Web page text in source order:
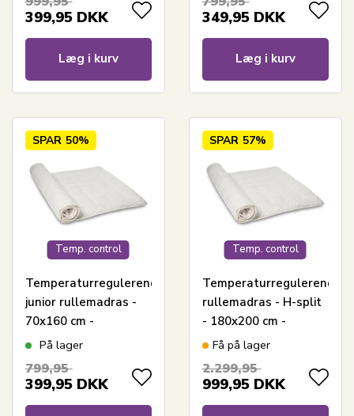
Zone Temperature
Control
399,95 DKK
Læg i kurv
Cool Zone
Temperature Control
349,95 DKK
Læg i kurv
Temp. control
SPAR 50%
Temperaturregulerende
junior rullemadras -
70x160 cm -
Madrasbeskyttende
Cool Zone
Temperature Control
På lager
799,95
399,95 DKK
Temp. control
SPAR 57%
Temperaturregulerende
rullemadras - H-split
- 180x200 cm -
Rullemadras til
Madrasbeskyttende
rullemadras - Cool
Få på lager
2.299,95
999,95 DKK